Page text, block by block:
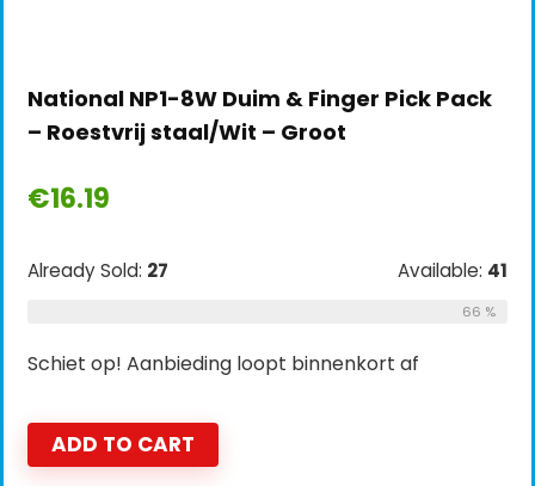
National NP1-8W Duim & Finger Pick Pack
– Roestvrij staal/Wit – Groot
€16.19
Already Sold: 27 Available: 41
66 %
Schiet op! Aanbieding loopt binnenkort af
ADD TO CART